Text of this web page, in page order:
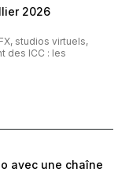
2026
studios virtuels,
des ICC : les
avec une chaîne